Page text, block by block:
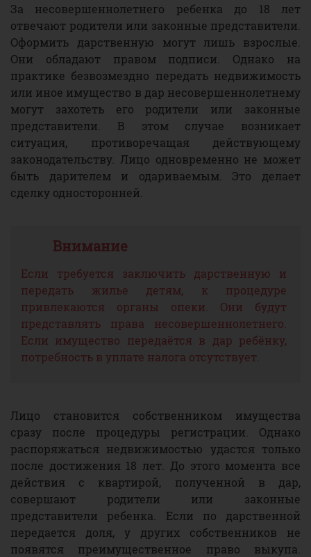
За несовершеннолетнего ребенка до 18 лет
отвечают родители или законные представители.
Оформить дарственную могут лишь взрослые.
Они обладают правом подписи. Однако на
практике безвозмездно передать недвижимость
или иное имущество в дар несовершеннолетнему
могут захотеть его родители или законные
представители. В этом случае возникает
ситуация, противоречащая действующему
законодательству. Лицо одновременно не может
быть дарителем и одариваемым. Это делает
сделку односторонней.
Если требуется заключить дарственную и
передать жилье детям, к процедуре
привлекаются органы опеки. Они будут
представлять права несовершеннолетнего.
Если имущество передаётся в дар ребёнку,
потребность в уплате налога отсутствует.
Лицо становится собственником имущества
сразу после процедуры регистрации. Однако
распоряжаться недвижимостью удастся только
после достижения 18 лет. До этого момента все
действия с квартирой, полученной в дар,
совершают родители или законные
представители ребенка. Если по дарственной
передается доля, у других собственников не
появятся преимущественное право выкупа.